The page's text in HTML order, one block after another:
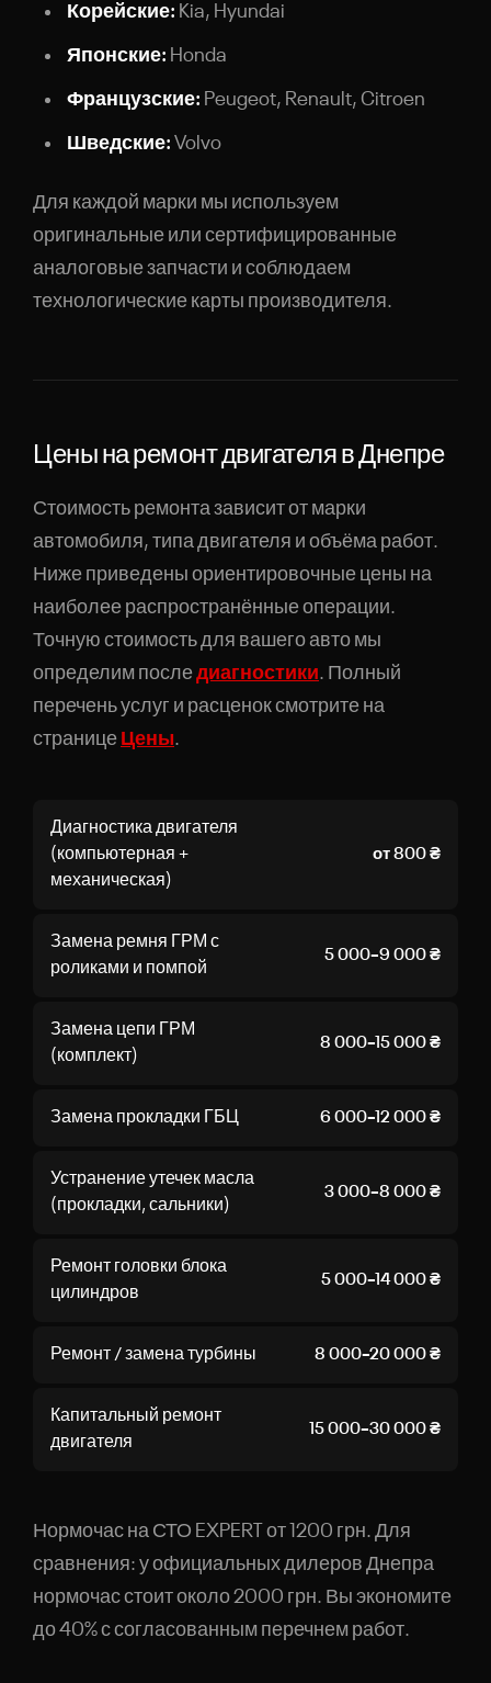
Корейские: Kia, Hyundai
Японские: Honda
Французские: Peugeot, Renault, Citroen
Шведские: Volvo
Для каждой марки мы используем
оригинальные или сертифицированные
аналоговые запчасти и соблюдаем
технологические карты производителя.
Цены на ремонт двигателя в Днепре
Стоимость ремонта зависит от марки
автомобиля, типа двигателя и объёма работ.
Ниже приведены ориентировочные цены на
наиболее распространённые операции.
Точную стоимость для вашего авто мы
определим последиагностики. Полный
перечень услуг и расценок смотрите на
странице Цены.
Диагностика двигателя
(компьютерная +
механическая)
от 800 ₴
Замена ремня ГРМ с
роликами и помпой
5 000–9 000 ₴
Замена цепи ГРМ
(комплект)
8 000–15 000 ₴
Замена прокладки ГБЦ 6 000–12 000 ₴
Устранение утечек масла
(прокладки, сальники)
3 000–8 000 ₴
Ремонт головки блока
цилиндров
5 000–14 000 ₴
Ремонт / замена турбины 8 000–20 000 ₴
Капитальный ремонт
двигателя
15 000–30 000 ₴
Нормочас на СТО EXPERT от 1200 грн. Для
сравнения: у официальных дилеров Днепра
нормочас стоит около 2000 грн. Вы экономите
до 40% с согласованным перечнем работ.